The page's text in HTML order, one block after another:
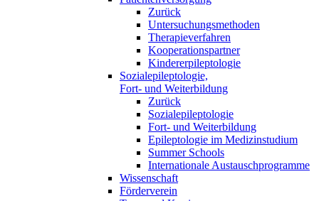
Zurück
Untersuchungsmethoden
Therapieverfahren
Kooperationspartner
Kindererpileptologie
Sozialepileptologie,
Fort- und Weiterbildung
Zurück
Sozialepileptologie
Fort- und Weiterbildung
Epileptologie im Medizinstudium
Summer Schools
Internationale Austauschprogramme
Wissenschaft
Förderverein